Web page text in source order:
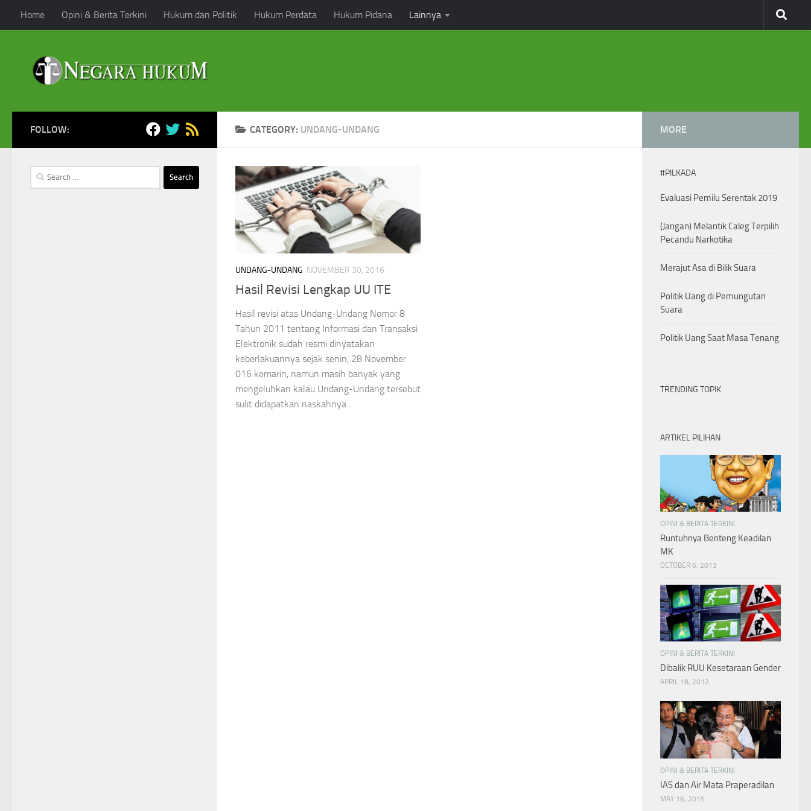
Skip to content
Home Opini & Berita Terkini Hukum dan Politik Hukum Perdata Hukum Pidana Lainnya
CATEGORY: UNDANG-UNDANG
UNDANG-UNDANG NOVEMBER 30, 2016
Hasil Revisi Lengkap UU ITE
Hasil revisi atas Undang-Undang Nomor 8
Tahun 2011 tentang Informasi dan Transaksi
Elektronik sudah resmi dinyatakan
keberlakuannya sejak senin, 28 November
016 kemarin, namun masih banyak yang
mengeluhkan kalau Undang-Undang tersebut
sulit didapatkan naskahnya...
FOLLOW:
Search
for:
MORE
#PILKADA
Evaluasi Pemilu Serentak 2019
(Jangan) Melantik Caleg Terpilih
Pecandu Narkotika
Merajut Asa di Bilik Suara
Politik Uang di Pemungutan
Suara
Politik Uang Saat Masa Tenang
TRENDING TOPIK
ARTIKEL PILIHAN
OPINI & BERITA TERKINI
Runtuhnya Benteng Keadilan
MK
OCTOBER 6, 2013
OPINI & BERITA TERKINI
Dibalik RUU Kesetaraan Gender
APRIL 18, 2012
OPINI & BERITA TERKINI
IAS dan Air Mata Praperadilan
MAY 16, 2015